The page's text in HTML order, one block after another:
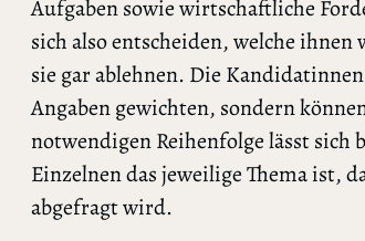
Aufgaben sowie wirtschaftliche
sich also entscheiden, welche
sie gar ablehnen. Die
Angaben gewichten, sondern
notwendigen Reihenfolge lässt sich
Einzelnen das jeweilige Thema ist,
abgefragt wird.